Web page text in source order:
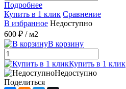
Подробнее
Купить в 1 клик Сравнение
В избранное Недоступно
600 ₽ / м2
В корзину
Купить в 1 клик
Недоступно
Поделиться